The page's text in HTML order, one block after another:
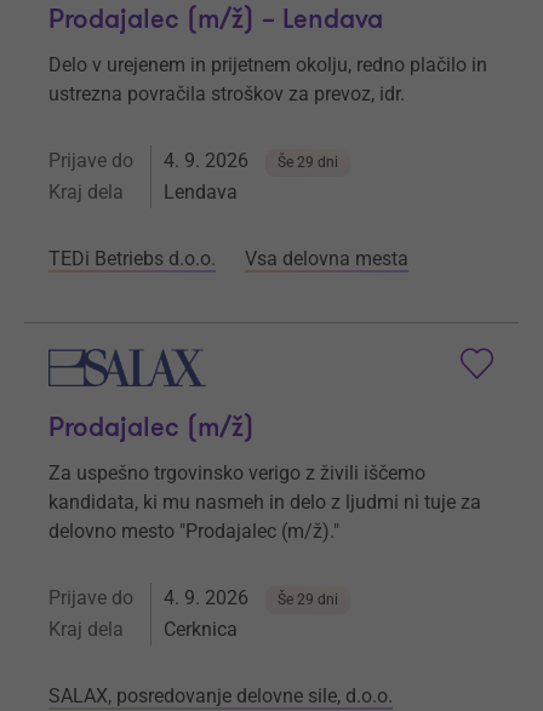
Prodajalec (m/ž) – Lendava
Delo v urejenem in prijetnem okolju, redno plačilo in
ustrezna povračila stroškov za prevoz, idr.
Prijave do 4. 9. 2026 Še 29 dni
Kraj dela Lendava
TEDi Betriebs d.o.o. Vsa delovna mesta
Prodajalec (m/ž)
Za uspešno trgovinsko verigo z živili iščemo
kandidata, ki mu nasmeh in delo z ljudmi ni tuje za
delovno mesto "Prodajalec (m/ž)."
Prijave do 4. 9. 2026 Še 29 dni
Kraj dela Cerknica
SALAX, posredovanje delovne sile, d.o.o.